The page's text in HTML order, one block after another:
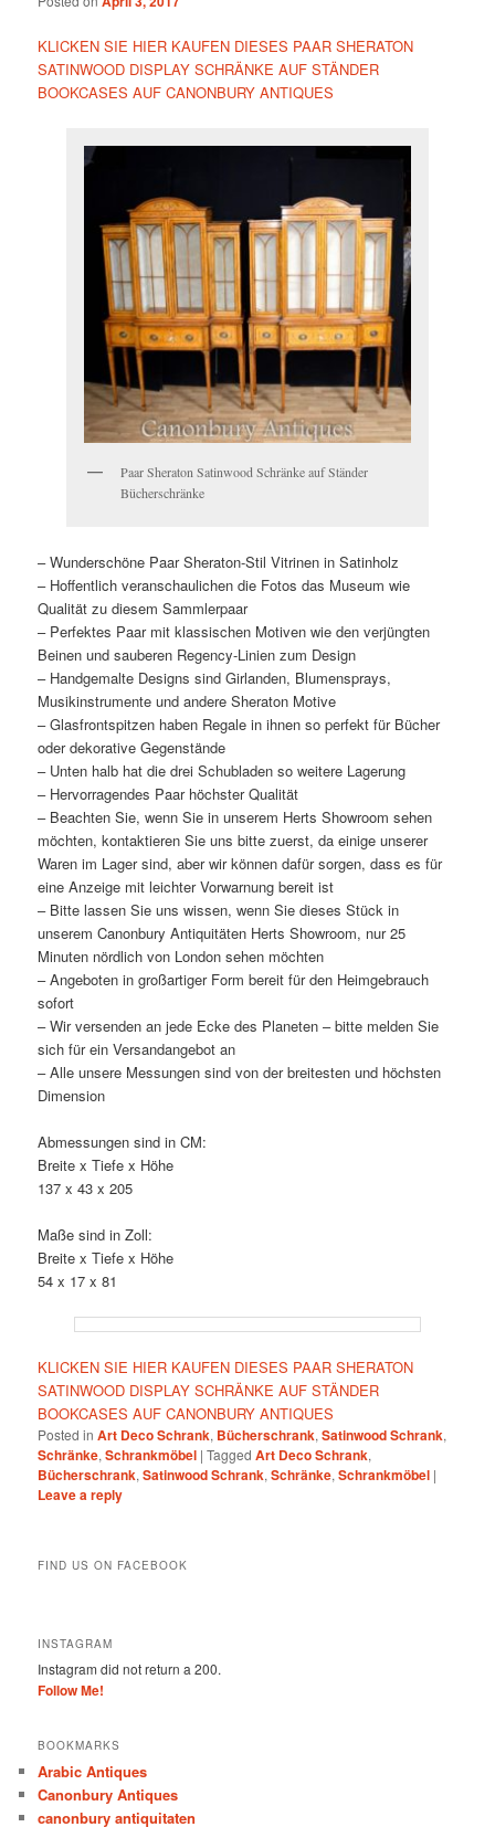
KLICKEN SIE HIER KAUFEN DIESES PAAR SHERATON
SATINWOOD DISPLAY SCHRÄNKE AUF STÄNDER
BOOKCASES AUF CANONBURY ANTIQUES
Paar Sheraton Satinwood Schränke auf Ständer
Bücherschränke
– Wunderschöne Paar Sheraton-Stil Vitrinen in Satinholz
– Hoffentlich veranschaulichen die Fotos das Museum wie
Qualität zu diesem Sammlerpaar
– Perfektes Paar mit klassischen Motiven wie den verjüngten
Beinen und sauberen Regency-Linien zum Design
– Handgemalte Designs sind Girlanden, Blumensprays,
Musikinstrumente und andere Sheraton Motive
– Glasfrontspitzen haben Regale in ihnen so perfekt für Bücher
oder dekorative Gegenstände
– Unten halb hat die drei Schubladen so weitere Lagerung
– Hervorragendes Paar höchster Qualität
– Beachten Sie, wenn Sie in unserem Herts Showroom sehen
möchten, kontaktieren Sie uns bitte zuerst, da einige unserer
Waren im Lager sind, aber wir können dafür sorgen, dass es für
eine Anzeige mit leichter Vorwarnung bereit ist
– Bitte lassen Sie uns wissen, wenn Sie dieses Stück in
unserem Canonbury Antiquitäten Herts Showroom, nur 25
Minuten nördlich von London sehen möchten
– Angeboten in großartiger Form bereit für den Heimgebrauch
sofort
– Wir versenden an jede Ecke des Planeten – bitte melden Sie
sich für ein Versandangebot an
– Alle unsere Messungen sind von der breitesten und höchsten
Dimension
Abmessungen sind in CM:
Breite x Tiefe x Höhe
137 x 43 x 205
Maße sind in Zoll:
Breite x Tiefe x Höhe
54 x 17 x 81
KLICKEN SIE HIER KAUFEN DIESES PAAR SHERATON
SATINWOOD DISPLAY SCHRÄNKE AUF STÄNDER
BOOKCASES AUF CANONBURY ANTIQUES
Posted in Art Deco Schrank, Bücherschrank,Satinwood Schrank,
Schränke,Schrankmöbel |Tagged Art Deco Schrank,
Bücherschrank,Satinwood Schrank,Schränke,Schrankmöbel |
Leave a reply
FIND US ON FACEBOOK
INSTAGRAM
Instagram did not return a 200.
Follow Me!
BOOKMARKS
Arabic Antiques
Canonbury Antiques
canonbury antiquitaten